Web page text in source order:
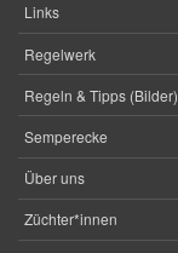
Links
Regelwerk
Regeln & Tipps (Bilder)
Semperecke
Über uns
Züchter*innen